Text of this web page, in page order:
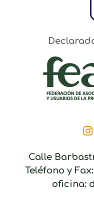
Calle
Teléfono y
oficina: